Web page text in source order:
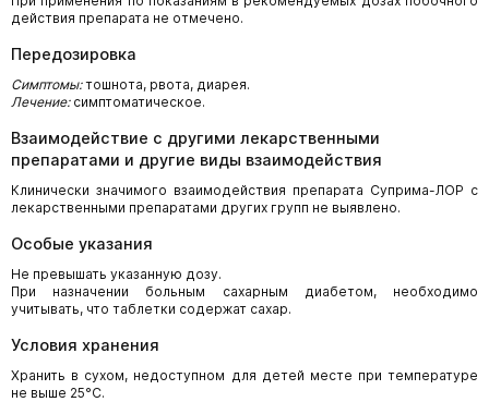
действия препарата не отмечено.
Передозировка
Симптомы:тошнота, рвота, диарея.
Лечение:симптоматическое.
Взаимодействие с другими лекарственными
препаратами и другие виды взаимодействия
Клинически значимого взаимодействия препарата Суприма-ЛОР с
лекарственными препаратами других групп не выявлено.
Особые указания
Не превышать указанную дозу.
При назначении больным сахарным диабетом, необходимо
учитывать, что таблетки содержат сахар.
Условия хранения
Хранить в сухом, недоступном для детей месте при температуре
не выше 25°С.